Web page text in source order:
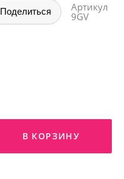
Поделиться
Артикул
9GV
В КОРЗИНУ